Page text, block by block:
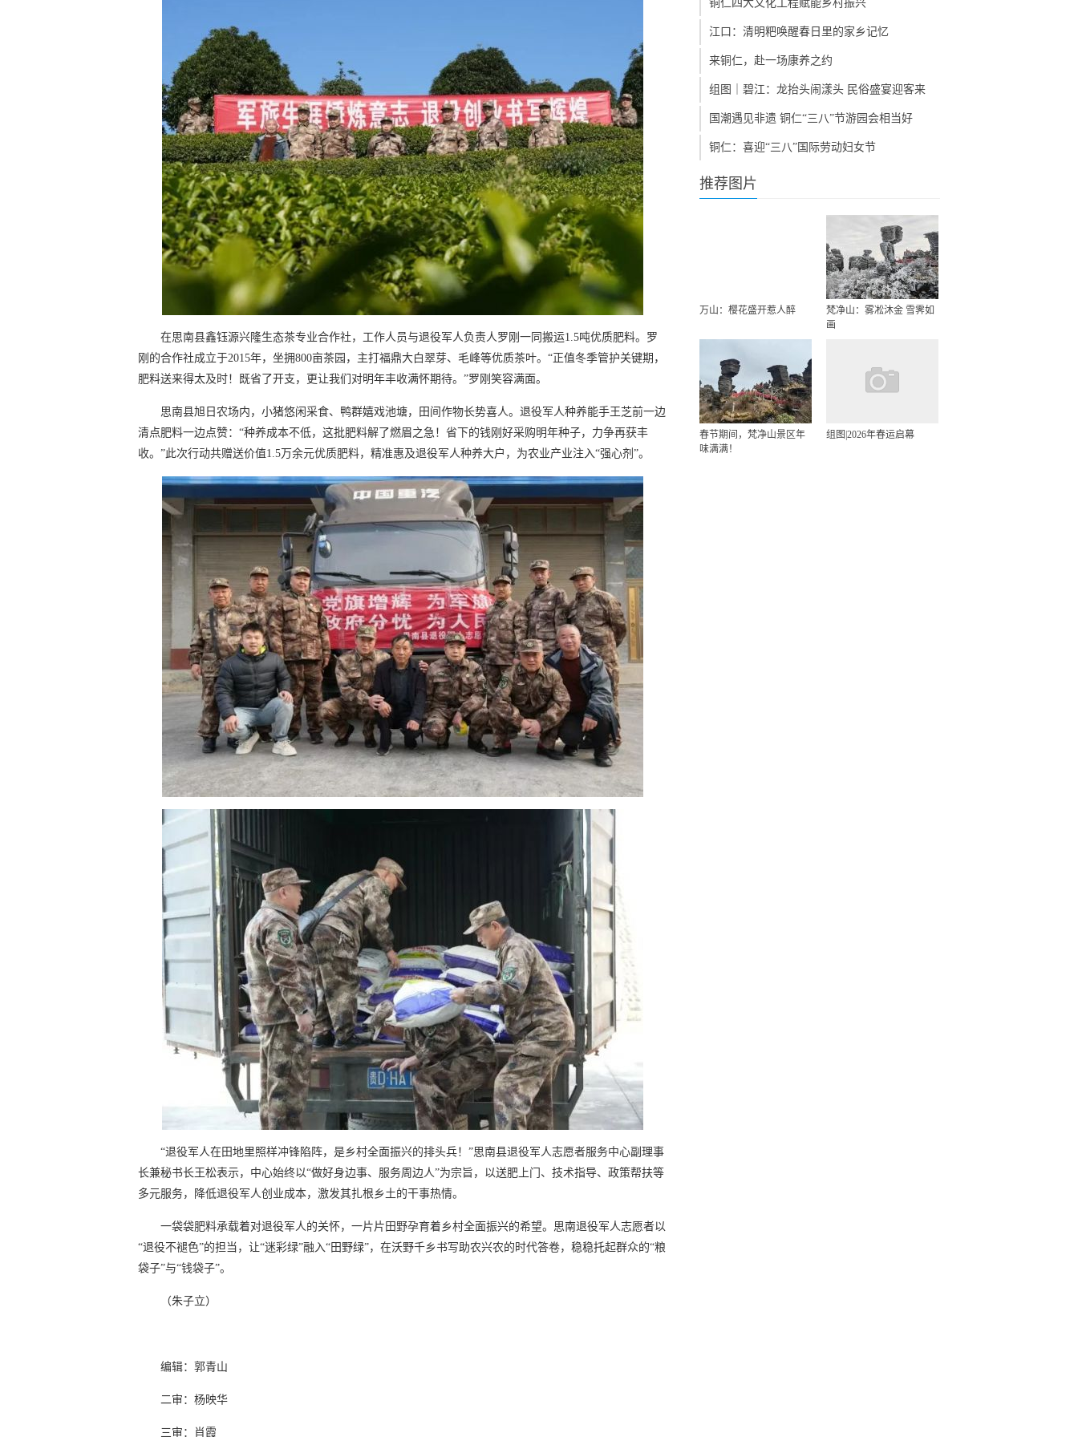
在思南县鑫钰源兴隆生态茶专业合作社，工作人员与退役军人负责人罗刚一同搬运1.5吨优质肥料。罗
刚的合作社成立于2015年，坐拥800亩茶园，主打福鼎大白翠芽、毛峰等优质茶叶。“正值冬季管护关键期，
肥料送来得太及时！既省了开支，更让我们对明年丰收满怀期待。”罗刚笑容满面。
思南县旭日农场内，小猪悠闲采食、鸭群嬉戏池塘，田间作物长势喜人。退役军人种养能手王芝前一边
清点肥料一边点赞：“种养成本不低，这批肥料解了燃眉之急！省下的钱刚好采购明年种子，力争再获丰
收。”此次行动共赠送价值1.5万余元优质肥料，精准惠及退役军人种养大户，为农业产业注入“强心剂”。
“退役军人在田地里照样冲锋陷阵，是乡村全面振兴的排头兵！”思南县退役军人志愿者服务中心副理事
长兼秘书长王松表示，中心始终以“做好身边事、服务周边人”为宗旨，以送肥上门、技术指导、政策帮扶等
多元服务，降低退役军人创业成本，激发其扎根乡土的干事热情。
一袋袋肥料承载着对退役军人的关怀，一片片田野孕育着乡村全面振兴的希望。思南退役军人志愿者以
“退役不褪色”的担当，让“迷彩绿”融入“田野绿”，在沃野千乡书写助农兴农的时代答卷，稳稳托起群众的“粮
袋子”与“钱袋子”。
（朱子立）
编辑：郭青山
二审：杨映华
三审：肖霞
铜仁四大文化工程赋能乡村振兴
江口：清明粑唤醒春日里的家乡记忆
来铜仁，赴一场康养之约
组图｜碧江：龙抬头闹漾头 民俗盛宴迎客来
国潮遇见非遗 铜仁“三八”节游园会相当好
铜仁：喜迎“三八”国际劳动妇女节
推荐图片
万山：樱花盛开惹人醉
梵净山：雾凇沐金 雪霁如
画
春节期间，梵净山景区年
味满满！
组图|2026年春运启幕